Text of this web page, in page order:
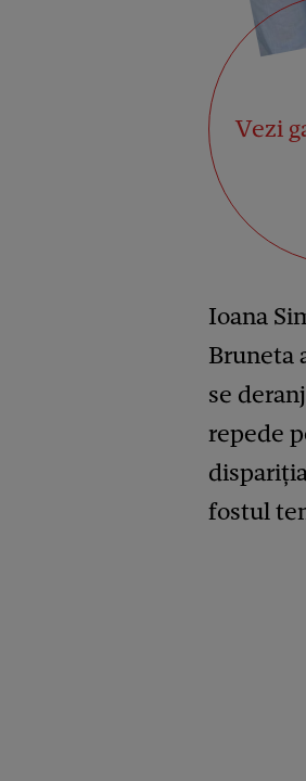
Vezi
Ioana
Bruneta
se
repede
fostul